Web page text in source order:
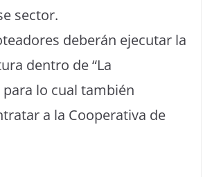
sector.
deberán ejecutar la
dentro de “La
para lo cual también
a la Cooperativa de